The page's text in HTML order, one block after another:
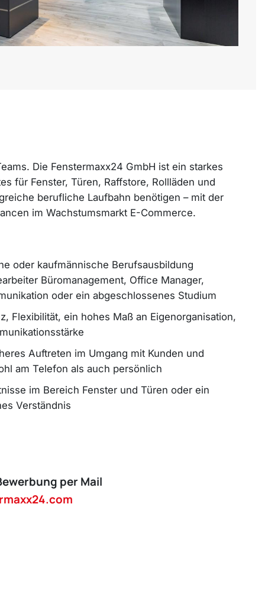
Die Fenstermaxx24 GmbH ist ein starkes
für Fenster, Türen, Raffstore, Rollläden und
berufliche Laufbahn benötigen – mit der
im Wachstumsmarkt E-Commerce.
oder kaufmännische Berufsausbildung
Büromanagement, Office Manager,
oder ein abgeschlossenes Studium
Flexibilität, ein hohes Maß an Eigenorganisation,
Auftreten im Umgang mit Kunden und
am Telefon als auch persönlich
im Bereich Fenster und Türen oder ein
Verständnis
per Mail